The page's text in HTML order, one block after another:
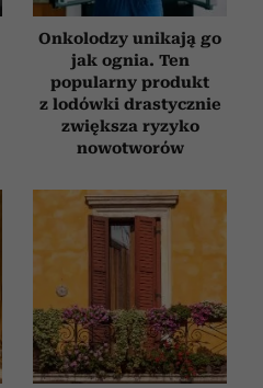
Onkolodzy unikają go
jak ognia. Ten
popularny produkt
z lodówki drastycznie
zwiększa ryzyko
nowotworów